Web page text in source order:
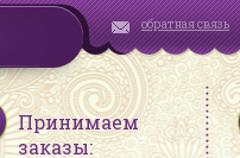
обратная связь
Принимаем
заказы: